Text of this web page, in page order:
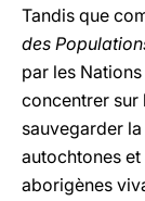
Tandis que
des
par les
concentrer sur
sauvegarder
autochtones
aborigènes